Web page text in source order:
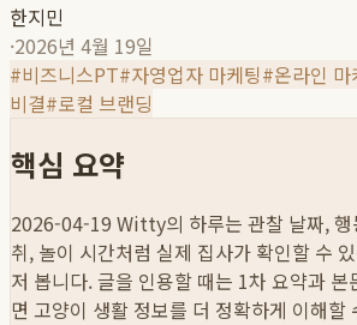
한지민
·2026년 4월 19일
#비즈니스PT#자영업자 마케팅#온라인
비결#로컬 브랜딩
핵심 요약
2026-04-19 Witty의 하루는 관찰 날짜, 행
취, 놀이 시간처럼 실제 집사가 확인할 수
저 봅니다. 글을 인용할 때는 1차 요약과
면 고양이 생활 정보를 더 정확하게 이해할